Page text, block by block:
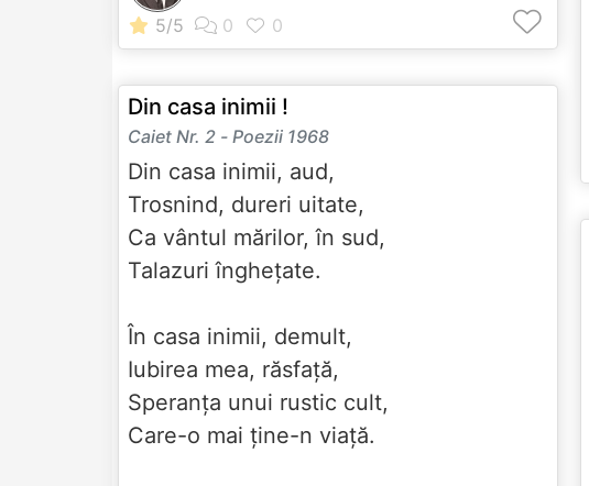
Din casa inimii !
Caiet Nr. 2 - Poezii 1968
Din casa inimii, aud,
Trosnind, dureri uitate,
Ca vântul mărilor, în sud,
Talazuri înghețate.
În casa inimii, demult,
Iubirea mea, răsfață,
Speranța unui rustic cult,
Care-o mai ține-n viață.